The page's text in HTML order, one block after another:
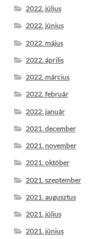
2022. július
2022. június
2022. május
2022. április
2022. március
2022. február
2022. január
2021. december
2021. november
2021. október
2021. szeptember
2021. augusztus
2021. július
2021. június